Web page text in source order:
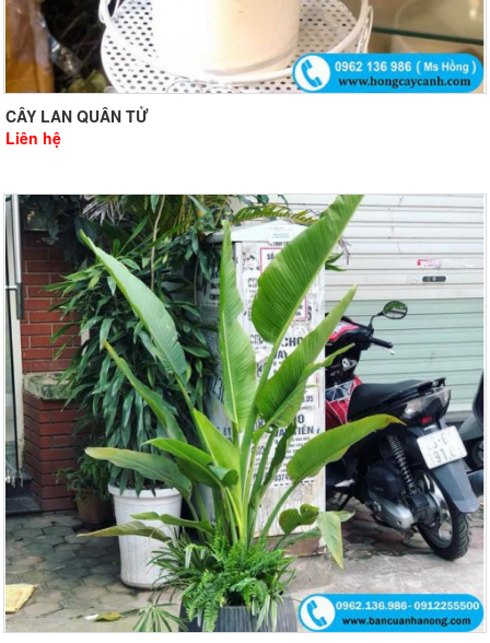
CÂY LAN QUÂN TỬ
Liên hệ